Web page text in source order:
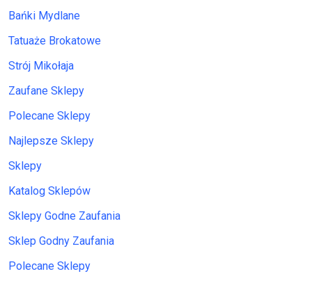
Bańki Mydlane
Tatuaże Brokatowe
Strój Mikołaja
Zaufane Sklepy
Polecane Sklepy
Najlepsze Sklepy
Sklepy
Katalog Sklepów
Sklepy Godne Zaufania
Sklep Godny Zaufania
Polecane Sklepy